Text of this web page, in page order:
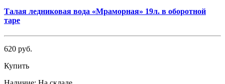
Талая ледниковая вода «Мраморная» 19л. в оборотной
таре
620 руб.
Купить